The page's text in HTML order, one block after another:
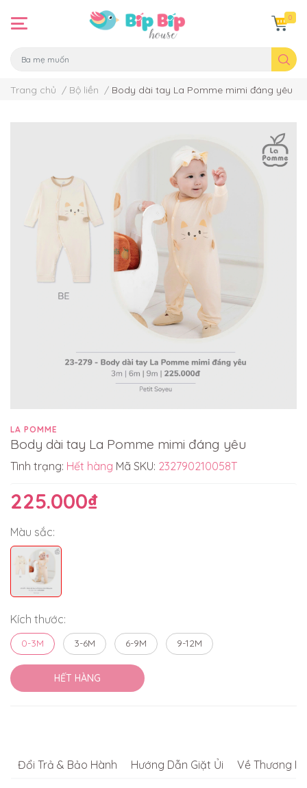
0
Trang chủ / Bộ liền / Body dài tay La Pomme mimi đáng yêu
LA POMME
Body dài tay La Pomme mimi đáng yêu
Tình trạng: Hết hàng Mã SKU: 232790210058T
225.000₫
Màu sắc:
Kích thước:
0-3M 3-6M 6-9M 9-12M
HẾT HÀNG
Đổi Trả & Bảo Hành Hướng Dẫn Giặt Ủi Về Thương